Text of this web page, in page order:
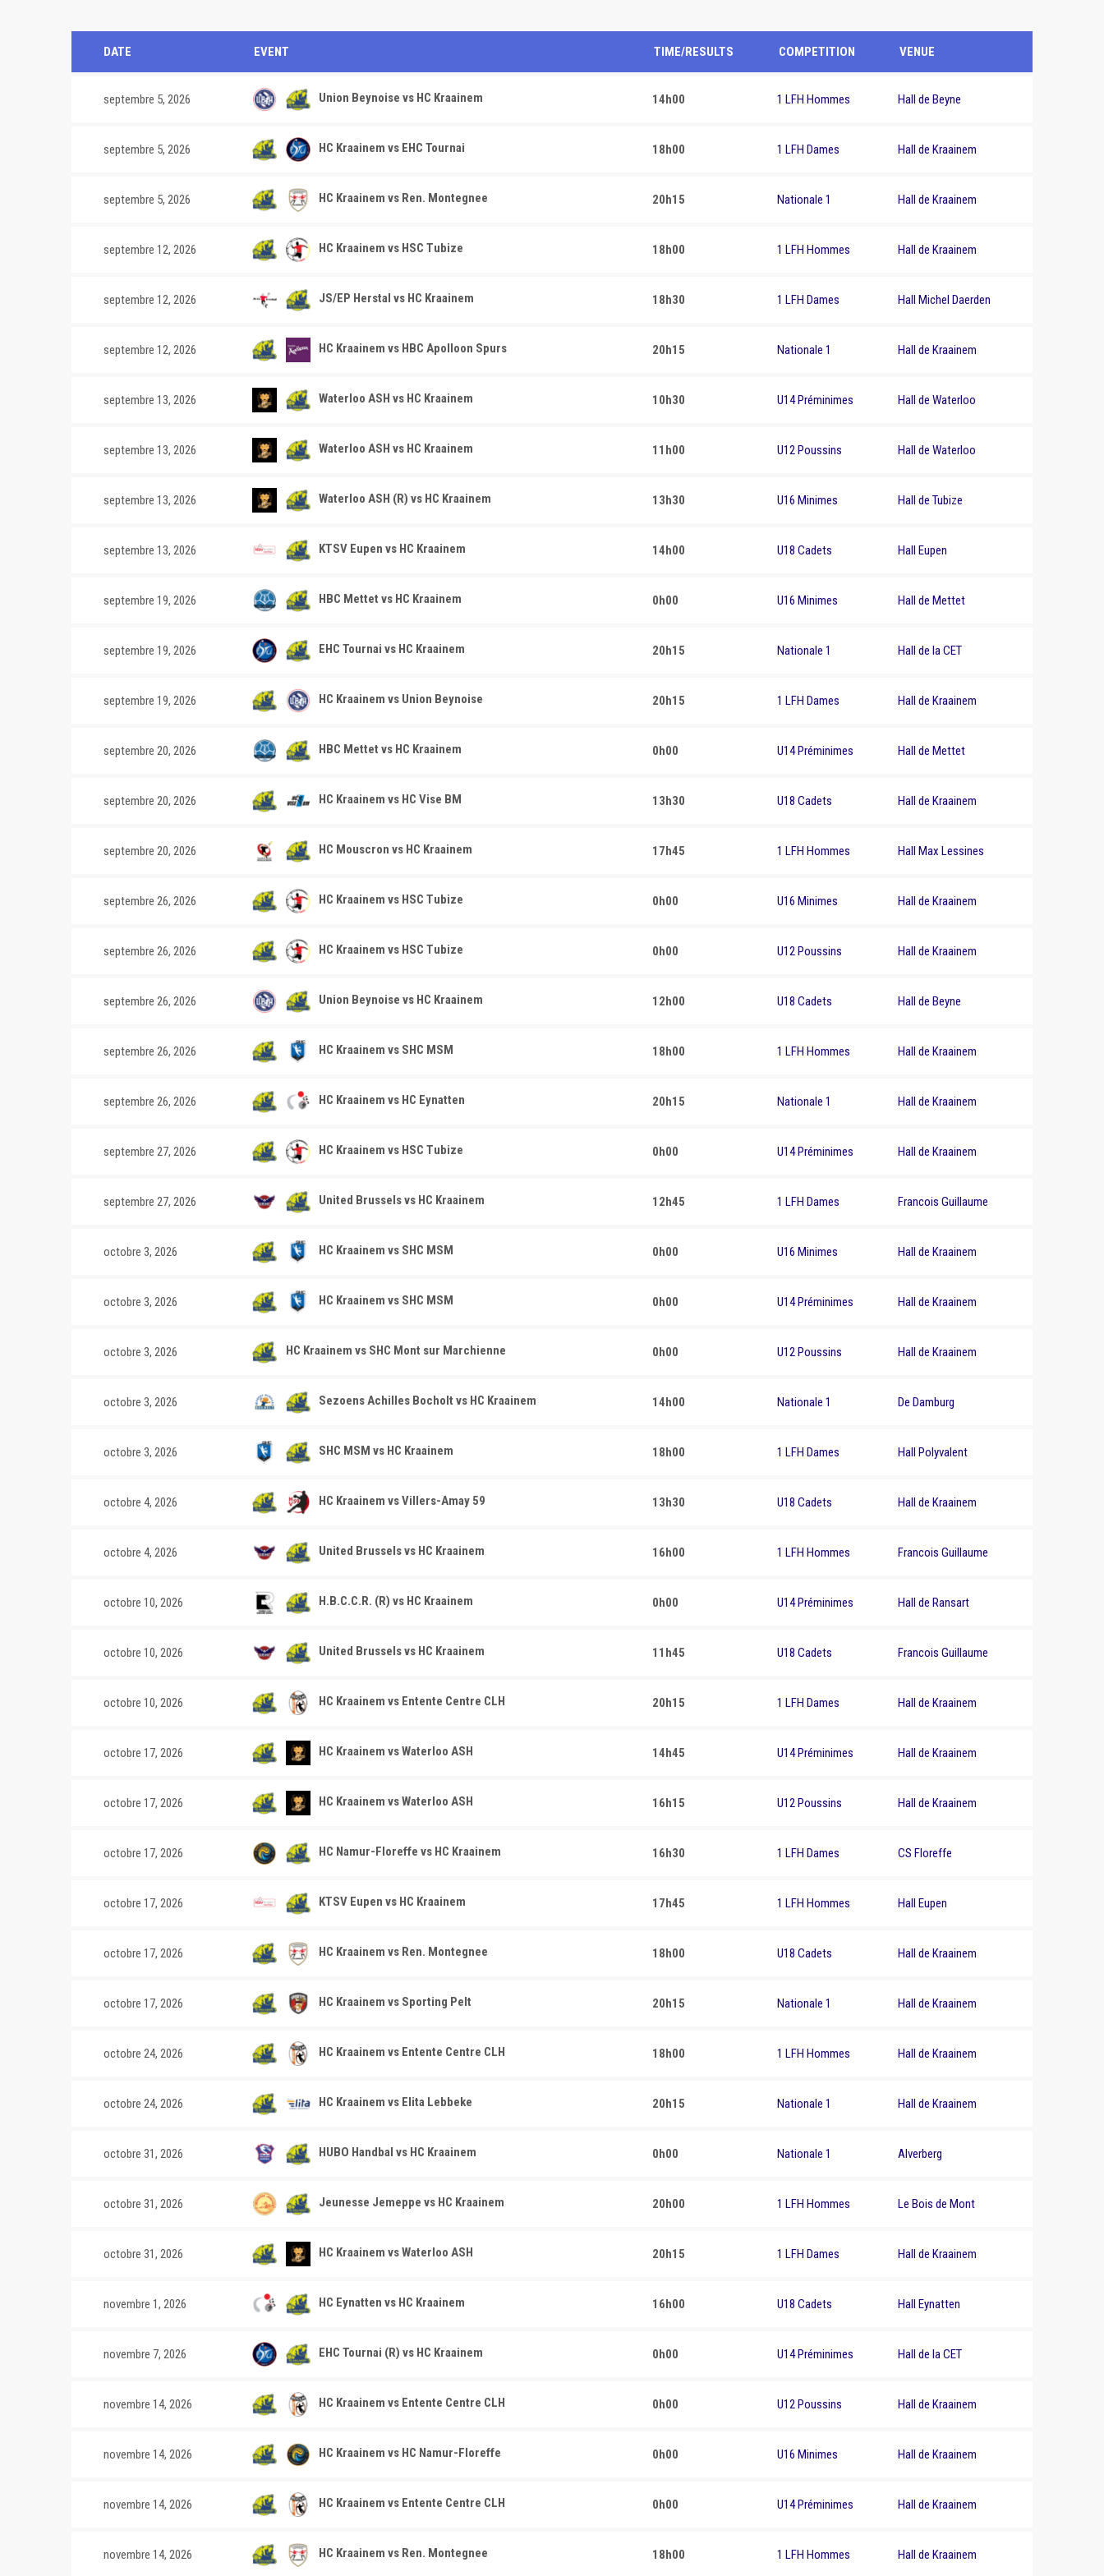
DATE EVENT TIME/RESULTS COMPETITION VENUE
septembre 5, 2026 Union Beynoise vs HC Kraainem 14h00 1 LFH Hommes Hall de Beyne
septembre 5, 2026 HC Kraainem vs EHC Tournai 18h00 1 LFH Dames Hall de Kraainem
septembre 5, 2026 HC Kraainem vs Ren. Montegnee 20h15 Nationale 1 Hall de Kraainem
septembre 12, 2026 HC Kraainem vs HSC Tubize 18h00 1 LFH Hommes Hall de Kraainem
septembre 12, 2026 JS/EP Herstal vs HC Kraainem 18h30 1 LFH Dames Hall Michel Daerden
septembre 12, 2026 HC Kraainem vs HBC Apolloon Spurs 20h15 Nationale 1 Hall de Kraainem
septembre 13, 2026 Waterloo ASH vs HC Kraainem 10h30 U14 Préminimes Hall de Waterloo
septembre 13, 2026 Waterloo ASH vs HC Kraainem 11h00 U12 Poussins Hall de Waterloo
septembre 13, 2026 Waterloo ASH (R) vs HC Kraainem 13h30 U16 Minimes Hall de Tubize
septembre 13, 2026 KTSV Eupen vs HC Kraainem 14h00 U18 Cadets Hall Eupen
septembre 19, 2026 HBC Mettet vs HC Kraainem 0h00 U16 Minimes Hall de Mettet
septembre 19, 2026 EHC Tournai vs HC Kraainem 20h15 Nationale 1 Hall de la CET
septembre 19, 2026 HC Kraainem vs Union Beynoise 20h15 1 LFH Dames Hall de Kraainem
septembre 20, 2026 HBC Mettet vs HC Kraainem 0h00 U14 Préminimes Hall de Mettet
septembre 20, 2026 HC Kraainem vs HC Vise BM 13h30 U18 Cadets Hall de Kraainem
septembre 20, 2026 HC Mouscron vs HC Kraainem 17h45 1 LFH Hommes Hall Max Lessines
septembre 26, 2026 HC Kraainem vs HSC Tubize 0h00 U16 Minimes Hall de Kraainem
septembre 26, 2026 HC Kraainem vs HSC Tubize 0h00 U12 Poussins Hall de Kraainem
septembre 26, 2026 Union Beynoise vs HC Kraainem 12h00 U18 Cadets Hall de Beyne
septembre 26, 2026 HC Kraainem vs SHC MSM 18h00 1 LFH Hommes Hall de Kraainem
septembre 26, 2026 HC Kraainem vs HC Eynatten 20h15 Nationale 1 Hall de Kraainem
septembre 27, 2026 HC Kraainem vs HSC Tubize 0h00 U14 Préminimes Hall de Kraainem
septembre 27, 2026 United Brussels vs HC Kraainem 12h45 1 LFH Dames Francois Guillaume
octobre 3, 2026 HC Kraainem vs SHC MSM 0h00 U16 Minimes Hall de Kraainem
octobre 3, 2026 HC Kraainem vs SHC MSM 0h00 U14 Préminimes Hall de Kraainem
octobre 3, 2026 HC Kraainem vs SHC Mont sur Marchienne 0h00 U12 Poussins Hall de Kraainem
octobre 3, 2026 Sezoens Achilles Bocholt vs HC Kraainem 14h00 Nationale 1 De Damburg
octobre 3, 2026 SHC MSM vs HC Kraainem 18h00 1 LFH Dames Hall Polyvalent
octobre 4, 2026 HC Kraainem vs Villers-Amay 59 13h30 U18 Cadets Hall de Kraainem
octobre 4, 2026 United Brussels vs HC Kraainem 16h00 1 LFH Hommes Francois Guillaume
octobre 10, 2026 H.B.C.C.R. (R) vs HC Kraainem 0h00 U14 Préminimes Hall de Ransart
octobre 10, 2026 United Brussels vs HC Kraainem 11h45 U18 Cadets Francois Guillaume
octobre 10, 2026 HC Kraainem vs Entente Centre CLH 20h15 1 LFH Dames Hall de Kraainem
octobre 17, 2026 HC Kraainem vs Waterloo ASH 14h45 U14 Préminimes Hall de Kraainem
octobre 17, 2026 HC Kraainem vs Waterloo ASH 16h15 U12 Poussins Hall de Kraainem
octobre 17, 2026 HC Namur-Floreffe vs HC Kraainem 16h30 1 LFH Dames CS Floreffe
octobre 17, 2026 KTSV Eupen vs HC Kraainem 17h45 1 LFH Hommes Hall Eupen
octobre 17, 2026 HC Kraainem vs Ren. Montegnee 18h00 U18 Cadets Hall de Kraainem
octobre 17, 2026 HC Kraainem vs Sporting Pelt 20h15 Nationale 1 Hall de Kraainem
octobre 24, 2026 HC Kraainem vs Entente Centre CLH 18h00 1 LFH Hommes Hall de Kraainem
octobre 24, 2026 HC Kraainem vs Elita Lebbeke 20h15 Nationale 1 Hall de Kraainem
octobre 31, 2026 HUBO Handbal vs HC Kraainem 0h00 Nationale 1 Alverberg
octobre 31, 2026 Jeunesse Jemeppe vs HC Kraainem 20h00 1 LFH Hommes Le Bois de Mont
octobre 31, 2026 HC Kraainem vs Waterloo ASH 20h15 1 LFH Dames Hall de Kraainem
novembre 1, 2026 HC Eynatten vs HC Kraainem 16h00 U18 Cadets Hall Eynatten
novembre 7, 2026 EHC Tournai (R) vs HC Kraainem 0h00 U14 Préminimes Hall de la CET
novembre 14, 2026 HC Kraainem vs Entente Centre CLH 0h00 U12 Poussins Hall de Kraainem
novembre 14, 2026 HC Kraainem vs HC Namur-Floreffe 0h00 U16 Minimes Hall de Kraainem
novembre 14, 2026 HC Kraainem vs Entente Centre CLH 0h00 U14 Préminimes Hall de Kraainem
novembre 14, 2026 HC Kraainem vs Ren. Montegnee 18h00 1 LFH Hommes Hall de Kraainem
A PROPOS
Le Handball Club de Kraainem est un
par des anciens joueurs du club ASEK
Kraainem. Le HC Kraainem est
actuellement en Division 1 Nationale en
LINKS
TEAM SHOP
NEWS
NOS SPONSORS
PRIVICY POLICY
Rue du patronage 10, 1950
+32 496 27 57 39
Inscrivez-
chaque
contenu
votre boîte